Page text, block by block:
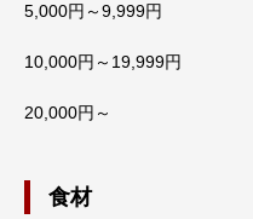
5,000円～9,999円
10,000円～19,999円
20,000円～
食材